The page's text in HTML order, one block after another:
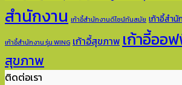
สำนักงาน เก้าอี้สำนักงานดีไซน์ทันสมัย เก้าอี้สำนั
เก้าอี้สำนักงาน รุ่น WING เก้าอี้สุขภาพ เก้าอี้ออ
สุขภาพ
ติดต่อเรา